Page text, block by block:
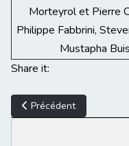
Morteyrol et Pierre
Philippe Fabbrini,
Mustapha
Share it:
Article précédent :
Précédent